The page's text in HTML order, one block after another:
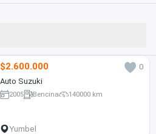
$2.600.000
0
Auto Suzuki
2005 Bencina 140000 km
Yumbel